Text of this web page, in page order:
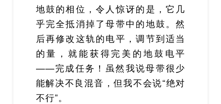
地鼓的相位，令人惊讶的是，它几
乎完全抵消掉了母带中的地鼓。然
后再修改这轨的电平，调节到适当
的量，就能获得完美的地鼓电平
——完成任务！虽然我说母带很少
能解决不良混音，但我不会说“绝对
不行”。